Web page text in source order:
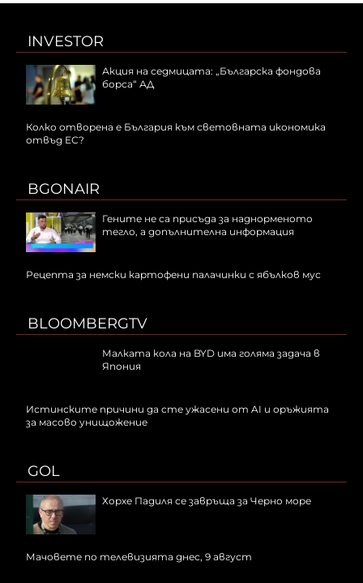
INVESTOR
Акция на седмицата: „Българска фондова
борса“ АД
Колко отворена е България към световната икономика
отвъд ЕС?
BGONAIR
Гените не са присъда за наднорменото
тегло, а допълнителна информация
Рецепта за немски картофени палачинки с ябълков мус
BLOOMBERGTV
Малката кола на BYD има голяма задача в
Япония
Истинските причини да сте ужасени от AI и оръжията
за масово унищожение
GOL
Хорхе Падиля се завръща за Черно море
Мачовете по телевизията днес, 9 август